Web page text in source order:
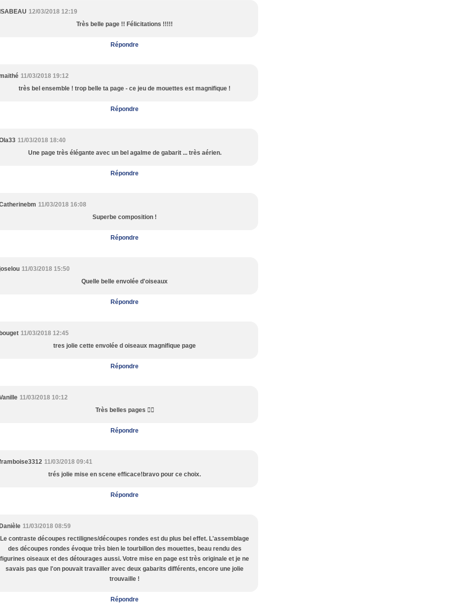
ISABEAU 12/03/2018 12:19
Très belle page !! Félicitations !!!!!
Répondre
11/03/2018 19:12
très bel ensemble ! trop belle ta page - ce jeu de mouettes est magnifique !
Répondre
11/03/2018 18:40
Une page très élégante avec un bel agalme de gabarit ... très aérien.
Répondre
11/03/2018 16:08
Superbe composition !
Répondre
joselou 11/03/2018 15:50
Quelle belle envolée d'oiseaux
Répondre
bouget 11/03/2018 12:45
tres jolie cette envolée d oiseaux magnifique page
Répondre
11/03/2018 10:12
Très belles pages 👍🏽
Répondre
11/03/2018 09:41
trés jolie mise en scene efficace!bravo pour ce choix.
Répondre
Danièle 11/03/2018 08:59
Le contraste découpes rectilignes/découpes rondes est du plus bel effet. L'assemblage
des découpes rondes évoque très bien le tourbillon des mouettes, beau rendu des
figurines oiseaux et des détourages aussi. Votre mise en page est très originale et je ne
savais pas que l'on pouvait travailler avec deux gabarits différents, encore une jolie
trouvaille !
Répondre